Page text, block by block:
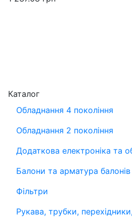
Каталог
Обладнання 4 покоління
Обладнання 2 покоління
Додаткова електроніка та
Балони та арматура балонів
Фільтри
Рукава, трубки,